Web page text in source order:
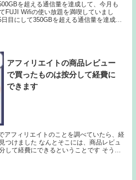
FUJI Wifiの使い放題を満喫していまし
アフィリエイトの商品レビュー
で買ったものは按分して経費に
できます
こには、商品レビュ
て経費にできるということです そうい